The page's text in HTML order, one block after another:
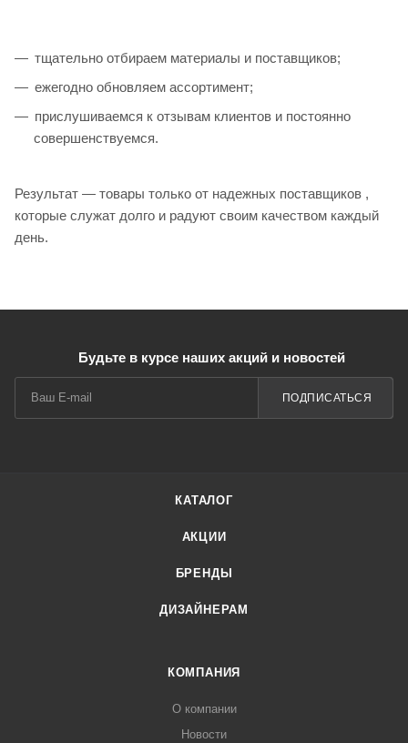
тщательно отбираем материалы и поставщиков;
ежегодно обновляем ассортимент;
прислушиваемся к отзывам клиентов и постоянно
совершенствуемся.
Результат — товары только от надежных поставщиков ,
которые служат долго и радуют своим качеством каждый
день.
Будьте в курсе наших акций и новостей
ПОДПИСАТЬСЯ
КАТАЛОГ
АКЦИИ
БРЕНДЫ
ДИЗАЙНЕРАМ
КОМПАНИЯ
О компании
Новости